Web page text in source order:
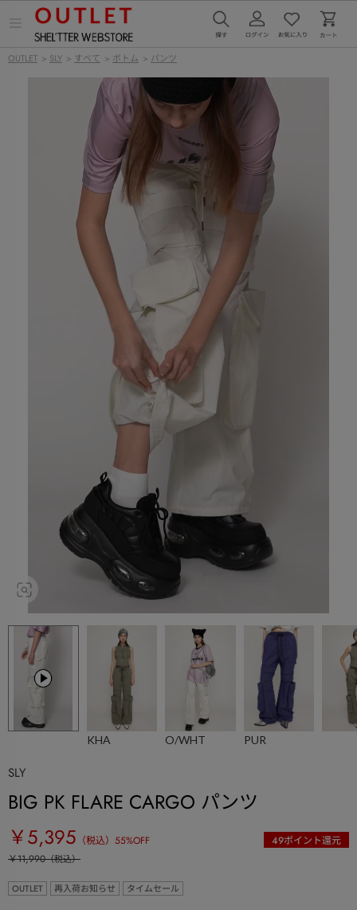
ー
OUTLET > SLY > すべて > ボトム > パンツ
KHA O/WHT PUR
SLY
BIG PK FLARE CARGO パンツ
￥5,395 （税込） 55%OFF 49ポイント還元
￥11,990（税込）
OUTLET 再入荷お知らせ タイムセール